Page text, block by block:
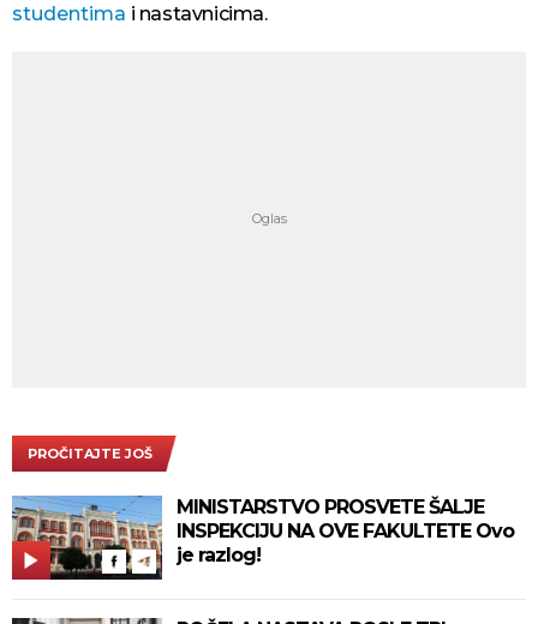
studentima i nastavnicima.
PROČITAJTE JOŠ
MINISTARSTVO PROSVETE ŠALJE
INSPEKCIJU NA OVE FAKULTETE Ovo
je razlog!